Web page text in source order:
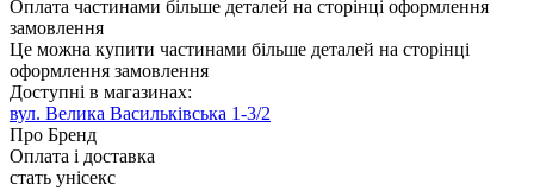
Оплата частинами більше деталей на сторінці оформлення
замовлення
Це можна купити частинами більше деталей на сторінці
оформлення замовлення
Доступні в магазинах:
вул. Велика Васильківська 1-3/2
Про Бренд
Оплата і доставка
стать унісекс